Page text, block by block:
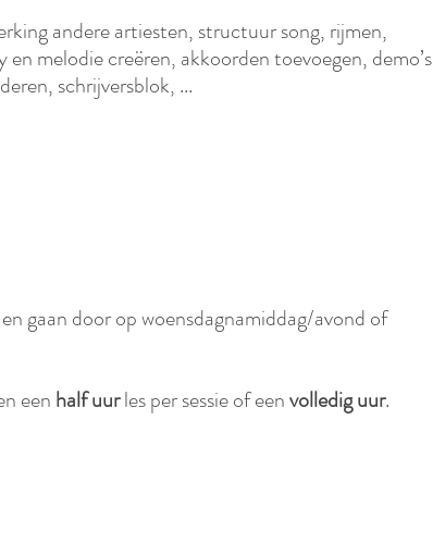
andere artiesten, structuur song, rijmen,
melodie creëren, akkoorden toevoegen, demo’s
schrijversblok, ...
gaan door op woensdagnamiddag/avond of
een half uurles per sessie of eenvolledig uur.